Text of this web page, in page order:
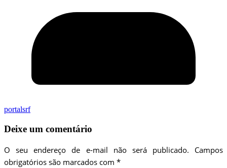
portalsrf
Deixe um comentário
O seu endereço de e-mail não será publicado.
Campos
obrigatórios são marcados com *